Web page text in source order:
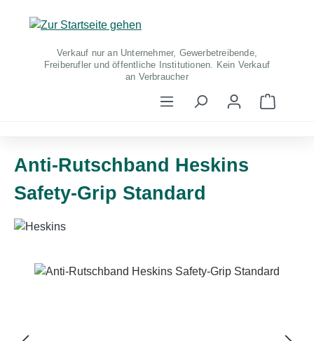
Zum Hauptinhalt springen
Verkauf nur an Unternehmer, Gewerbetreibende,
Freiberufler und öffentliche Institutionen. Kein Verkauf
an Verbraucher
Anti-Rutschband Heskins
Safety-Grip Standard
Bildergalerie überspringen